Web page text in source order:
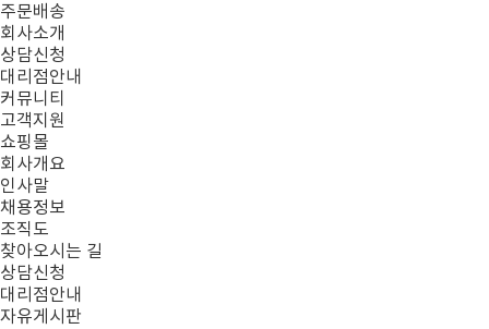
주문배송
회사소개
상담신청
대리점안내
커뮤니티
고객지원
쇼핑몰
회사개요
인사말
채용정보
조직도
찾아오시는 길
상담신청
대리점안내
자유게시판